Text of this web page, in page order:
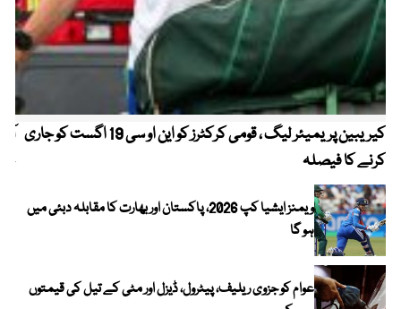
کیریبین پریمیئر لیگ ، قومی کرکٹرز کو این او سی 19 اگست کو جاری
کرنے کا فیصلہ
ویمنز ایشیا کپ 2026، پاکستان اور بھارت کا مقابلہ دبئی میں
ہو گا
عوام کو جزوی ریلیف، پیٹرول، ڈیزل اور مٹی کے تیل کی قیمتوں